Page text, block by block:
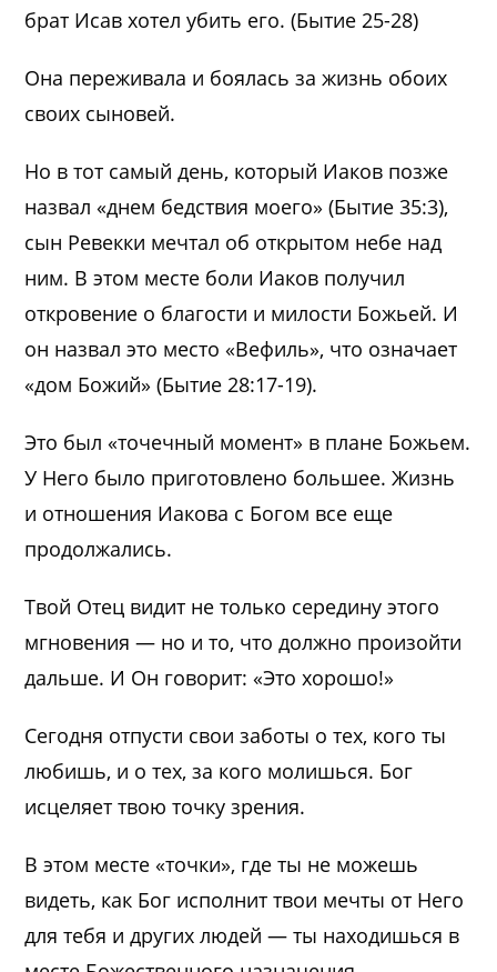
брат Исав хотел убить его. (Бытие 25-28)
Она переживала и боялась за жизнь обоих
своих сыновей.
Но в тот самый день, который Иаков позже
назвал «днем бедствия моего» (Бытие 35:3),
сын Ревекки мечтал об открытом небе над
ним. В этом месте боли Иаков получил
откровение о благости и милости Божьей. И
он назвал это место «Вефиль», что означает
«дом Божий» (Бытие 28:17-19).
Это был «точечный момент» в плане Божьем.
У Него было приготовлено большее. Жизнь
и отношения Иакова с Богом все еще
продолжались.
Твой Отец видит не только середину этого
мгновения — но и то, что должно произойти
дальше. И Он говорит: «Это хорошо!»
Сегодня отпусти свои заботы о тех, кого ты
любишь, и о тех, за кого молишься. Бог
исцеляет твою точку зрения.
В этом месте «точки», где ты не можешь
видеть, как Бог исполнит твои мечты от Него
для тебя и других людей — ты находишься в